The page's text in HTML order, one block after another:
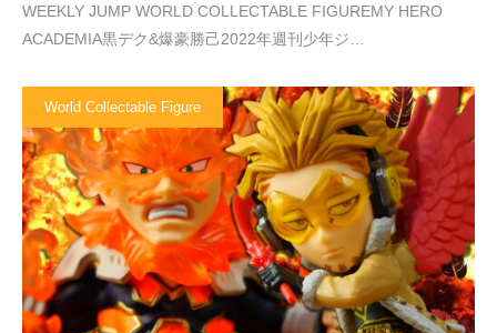
WEEKLY JUMP WORLD COLLECTABLE FIGUREMY HERO
ACADEMIA黒デク&爆豪勝己2022年週刊少年ジ…
World Collectable Figure